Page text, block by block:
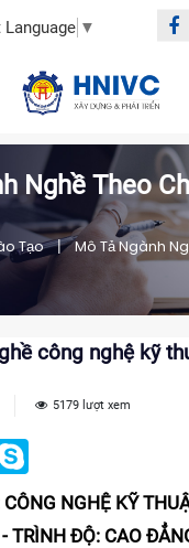
Language ▼
Nghề Theo
Tạo | Mô Tả Ngành
công nghệ kỹ
5179 lượt xem
NGHỆ KỸ
TRÌNH ĐỘ: CAO